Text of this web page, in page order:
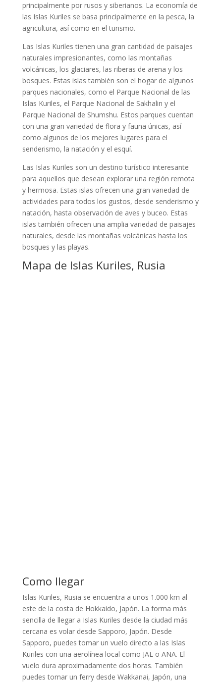
principalmente por rusos y siberianos. La economía de
las Islas Kuriles se basa principalmente en la pesca, la
agricultura, así como en el turismo.
Las Islas Kuriles tienen una gran cantidad de paisajes
naturales impresionantes, como las montañas
volcánicas, los glaciares, las riberas de arena y los
bosques. Estas islas también son el hogar de algunos
parques nacionales, como el Parque Nacional de las
Islas Kuriles, el Parque Nacional de Sakhalin y el
Parque Nacional de Shumshu. Estos parques cuentan
con una gran variedad de flora y fauna únicas, así
como algunos de los mejores lugares para el
senderismo, la natación y el esquí.
Las Islas Kuriles son un destino turístico interesante
para aquellos que desean explorar una región remota
y hermosa. Estas islas ofrecen una gran variedad de
actividades para todos los gustos, desde senderismo y
natación, hasta observación de aves y buceo. Estas
islas también ofrecen una amplia variedad de paisajes
naturales, desde las montañas volcánicas hasta los
bosques y las playas.
Mapa de Islas Kuriles, Rusia
Como llegar
Islas Kuriles, Rusia se encuentra a unos 1.000 km al
este de la costa de Hokkaido, Japón. La forma más
sencilla de llegar a Islas Kuriles desde la ciudad más
cercana es volar desde Sapporo, Japón. Desde
Sapporo, puedes tomar un vuelo directo a las Islas
Kuriles con una aerolínea local como JAL o ANA. El
vuelo dura aproximadamente dos horas. También
puedes tomar un ferry desde Wakkanai, Japón, una